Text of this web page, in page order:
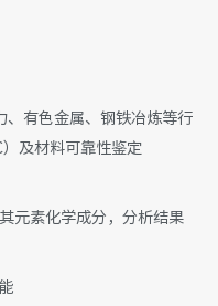
有色金属、钢铁冶炼等行
及材料可靠性鉴定
元素化学成分，分析结果